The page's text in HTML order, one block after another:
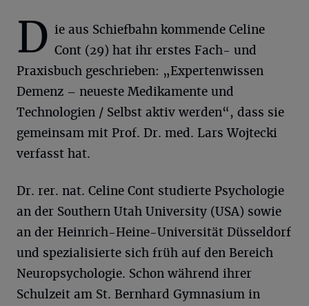
D ie aus Schiefbahn kommende Celine
Cont (29) hat ihr erstes Fach- und
Praxisbuch geschrieben: „Expertenwissen
Demenz – neueste Medikamente und
Technologien / Selbst aktiv werden“, dass sie
gemeinsam mit Prof. Dr. med. Lars Wojtecki
verfasst hat.
Dr. rer. nat. Celine Cont studierte Psychologie
an der Southern Utah University (USA) sowie
an der Heinrich-Heine-Universität Düsseldorf
und spezialisierte sich früh auf den Bereich
Neuropsychologie. Schon während ihrer
Schulzeit am St. Bernhard Gymnasium in